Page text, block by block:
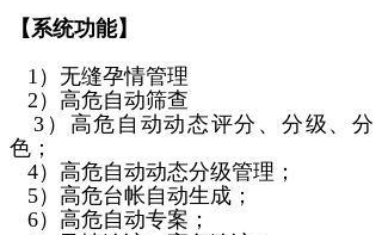
【系统功能】
1）无缝孕情管理
2）高危自动筛查
3）高危自动动态评分、分级、分
色；
4）高危自动动态分级管理；
5）高危台帐自动生成；
6）高危自动专案；